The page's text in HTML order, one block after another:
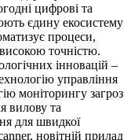
цифрові та
єдину екосистему
процеси,
точністю.
інновацій –
управління
моніторингу загроз
вилову та
для швидкої
новітній прилад